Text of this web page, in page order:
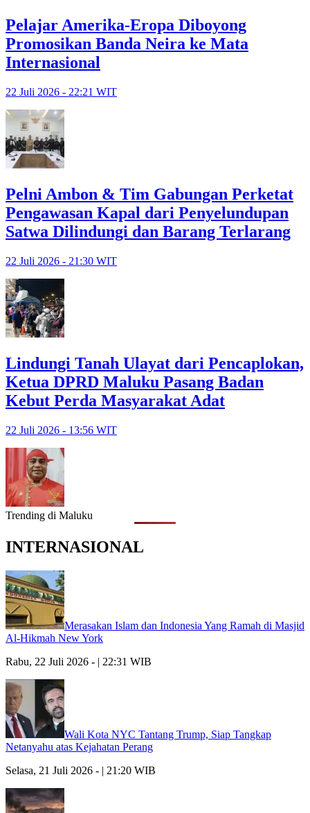
Pelajar Amerika-Eropa Diboyong
Promosikan Banda Neira ke Mata
Internasional
22 Juli 2026 - 22:21 WIT
Pelni Ambon & Tim Gabungan Perketat
Pengawasan Kapal dari Penyelundupan
Satwa Dilindungi dan Barang Terlarang
22 Juli 2026 - 21:30 WIT
Lindungi Tanah Ulayat dari Pencaplokan,
Ketua DPRD Maluku Pasang Badan
Kebut Perda Masyarakat Adat
22 Juli 2026 - 13:56 WIT
Trending di Maluku
INTERNASIONAL
Merasakan Islam dan Indonesia Yang Ramah di Masjid
Al-Hikmah New York
Rabu, 22 Juli 2026 - | 22:31 WIB
Wali Kota NYC Tantang Trump, Siap Tangkap
Netanyahu atas Kejahatan Perang
Selasa, 21 Juli 2026 - | 21:20 WIB